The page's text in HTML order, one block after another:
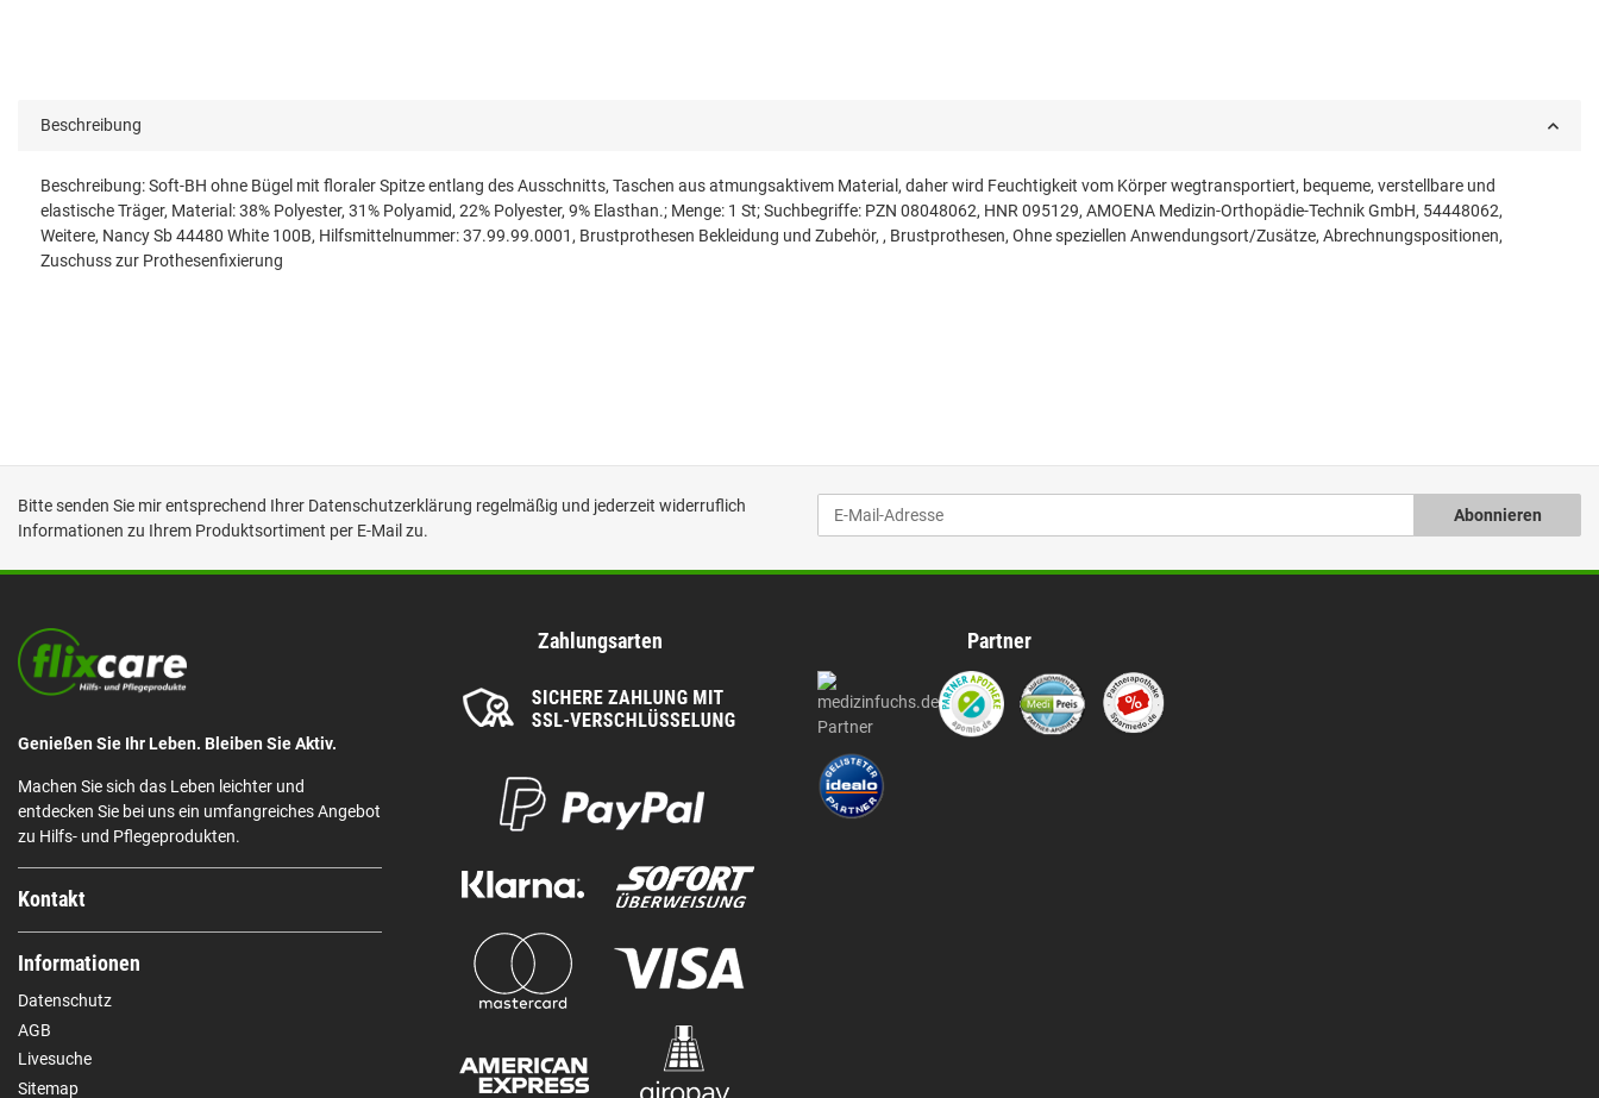
Beschreibung
Beschreibung: Soft-BH ohne Bügel mit floraler Spitze entlang des Ausschnitts, Taschen aus atmungsaktivem Material, daher wird Feuchtigkeit vom Körper wegtransportiert, bequeme, verstellbare und
elastische Träger, Material: 38% Polyester, 31% Polyamid, 22% Polyester, 9% Elasthan.; Menge: 1 St; Suchbegriffe: PZN 08048062, HNR 095129, AMOENA Medizin-Orthopädie-Technik GmbH, 54448062,
Weitere, Nancy Sb 44480 White 100B, Hilfsmittelnummer: 37.99.99.0001, Brustprothesen Bekleidung und Zubehör, , Brustprothesen, Ohne speziellen Anwendungsort/Zusätze, Abrechnungspositionen,
Zuschuss zur Prothesenfixierung
Bitte senden Sie mir entsprechend Ihrer Datenschutzerklärung regelmäßig und jederzeit widerruflich
Informationen zu Ihrem Produktsortiment per E-Mail zu.
Abonnieren
Genießen Sie Ihr Leben. Bleiben Sie Aktiv.
Machen Sie sich das Leben leichter und
entdecken Sie bei uns ein umfangreiches Angebot
zu Hilfs- und Pflegeprodukten.
Kontakt
Informationen
Datenschutz
AGB
Livesuche
Sitemap
Zahlungsarten Partner